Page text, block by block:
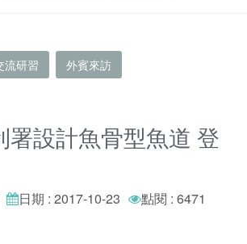
流研習 外賓來訪
署設計魚骨型魚道 登
日期 : 2017-10-23 點閱 : 6471